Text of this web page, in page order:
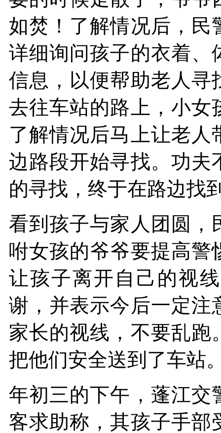
如焚！ 了解情况后，民
详细询问孩子的衣着、
信息，以便帮助老人寻
去往车站的路上，小女
了解情况后马上让老
边路段开始寻找。 功夫
的寻找，终于在路边找
看到孩子与家人团圆，
咐女孩的爷爷要提高警
让孩子离开自己的视
谢，并表示今后一定注
家长的视线，不要乱跑
把他们安全送到了车站
年初三的下午，蓬江交
客求助称，其孩子手部